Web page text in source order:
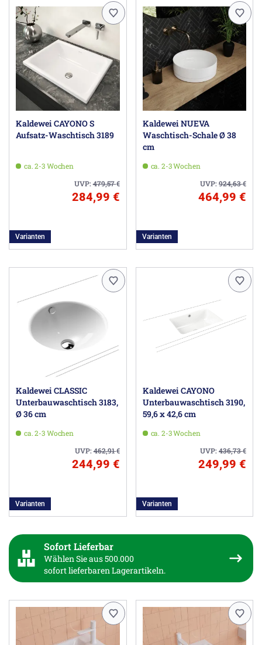
Kaldewei CAYONO S
Aufsatz-Waschtisch 3189
ca. 2-3 Wochen
UVP:479,57€
284,99 €
Varianten
Kaldewei NUEVA
Waschtisch-Schale Ø 38
cm
ca. 2-3 Wochen
UVP:924,63€
464,99 €
Varianten
Kaldewei CLASSIC
Unterbauwaschtisch 3183,
Ø 36 cm
ca. 2-3 Wochen
UVP:462,91€
244,99 €
Varianten
Kaldewei CAYONO
Unterbauwaschtisch 3190,
59,6 x 42,6 cm
ca. 2-3 Wochen
UVP:436,73€
249,99 €
Varianten
Sofort Lieferbar
Wählen Sie aus 500.000
sofort lieferbaren Lagerartikeln.